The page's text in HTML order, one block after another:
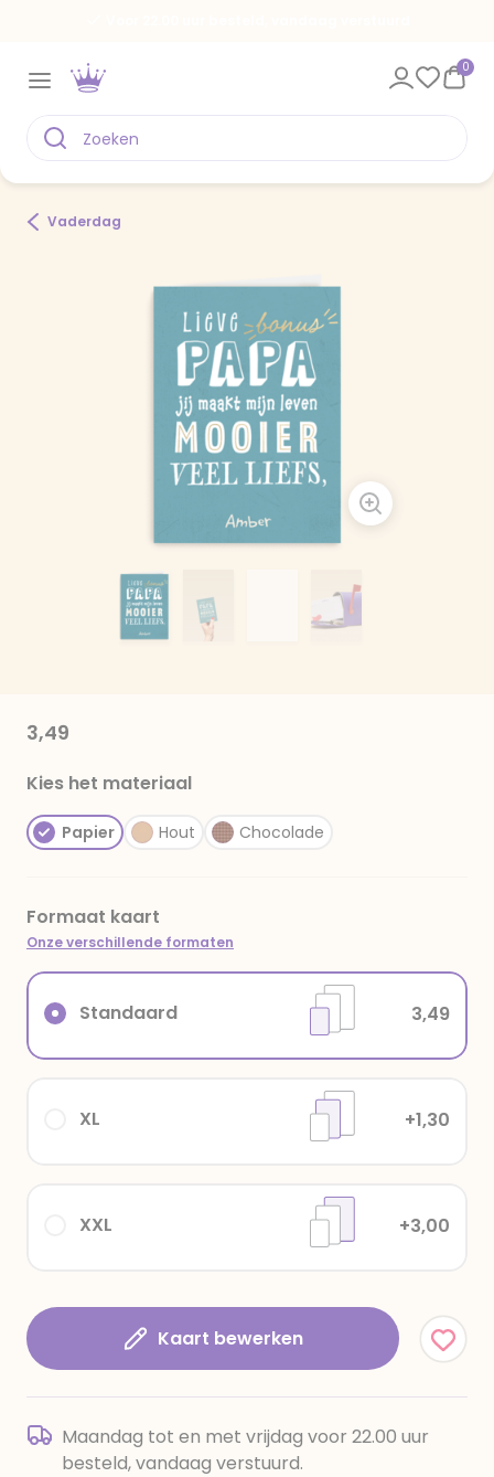
0
Vaderdag
3,49
Kies het materiaal
Papier Hout Chocolade
Formaat kaart
Onze verschillende formaten
XXL +3,00
XL +1,30
Standaard 3,49
Kaart bewerken
Maandag tot en met vrijdag voor 22.00 uur
besteld, vandaag verstuurd.